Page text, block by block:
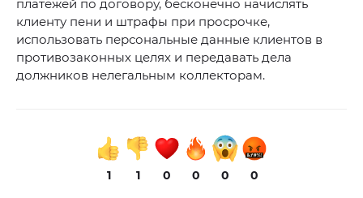
платежей по договору, бесконечно начислять
клиенту пени и штрафы при просрочке,
использовать персональные данные клиентов в
противозаконных целях и передавать дела
должников нелегальным коллекторам.
1 1 0 0 0 0